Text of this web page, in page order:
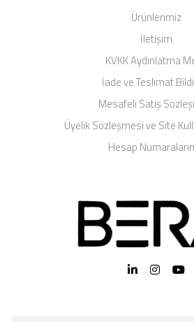
Ürünlerimiz
İletişim
KVKK Aydınlatma
İade ve Teslimat
Mesafeli Satış
Üyelik Sözleşmesi ve Site
Hesap